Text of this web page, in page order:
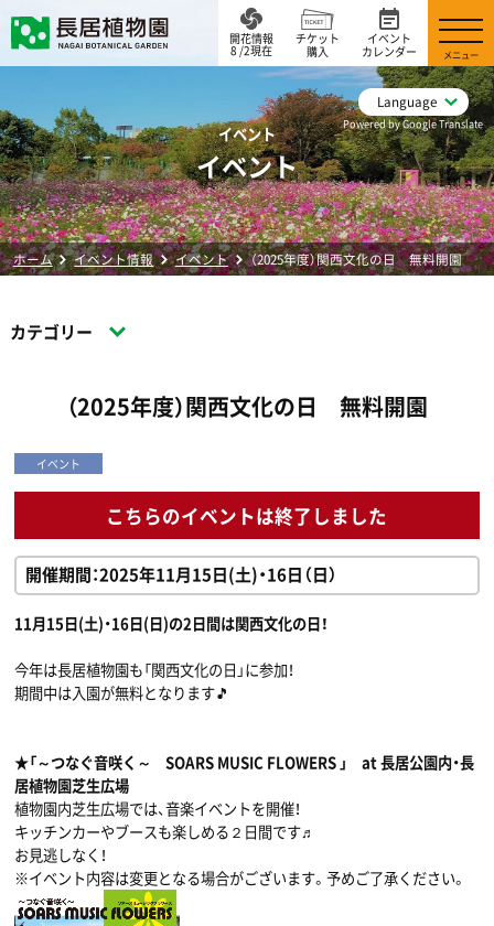
Language
Powered by Google Translate
開花情報
8 /2現在
チケット
購入
イベント
カレンダー
メニュー
イベント
イベント
ホーム イベント情報 イベント （2025年度）関西文化の日 無料開園
カテゴリー
（2025年度）関西文化の日 無料開園
イベント
こちらのイベントは終了しました
開催期間：2025年11月15日(土)・16日（日）
11月15日(土)・16日(日)の2日間は関西文化の日！
今年は長居植物園も「関西文化の日」に参加！
期間中は入園が無料となります🎵
★「～つなぐ音咲く～ SOARS MUSIC FLOWERS 」 at 長居公園内・長
居植物園芝生広場
植物園内芝生広場では、音楽イベントを開催！
キッチンカーやブースも楽しめる２日間です♬
お見逃しなく！
※イベント内容は変更となる場合がございます。予めご了承ください。